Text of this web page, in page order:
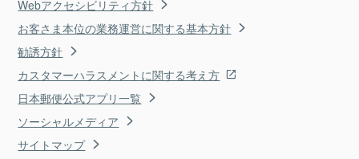
Webアクセシビリティ方針
お客さま本位の業務運営に関する基本方針
勧誘方針
カスタマーハラスメントに関する考え方
日本郵便公式アプリ一覧
ソーシャルメディア
サイトマップ